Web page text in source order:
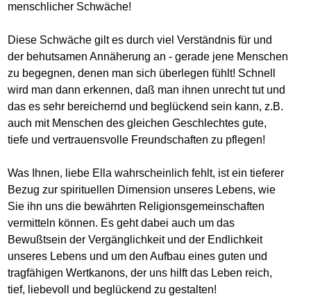
menschlicher Schwäche!
Diese Schwäche gilt es durch viel Verständnis für und
der behutsamen Annäherung an - gerade jene Menschen
zu begegnen, denen man sich überlegen fühlt! Schnell
wird man dann erkennen, daß man ihnen unrecht tut und
das es sehr bereichernd und beglückend sein kann, z.B.
auch mit Menschen des gleichen Geschlechtes gute,
tiefe und vertrauensvolle Freundschaften zu pflegen!
Was Ihnen, liebe Ella wahrscheinlich fehlt, ist ein tieferer
Bezug zur spirituellen Dimension unseres Lebens, wie
Sie ihn uns die bewährten Religionsgemeinschaften
vermitteln können. Es geht dabei auch um das
Bewußtsein der Vergänglichkeit und der Endlichkeit
unseres Lebens und um den Aufbau eines guten und
tragfähigen Wertkanons, der uns hilft das Leben reich,
tief, liebevoll und beglückend zu gestalten!